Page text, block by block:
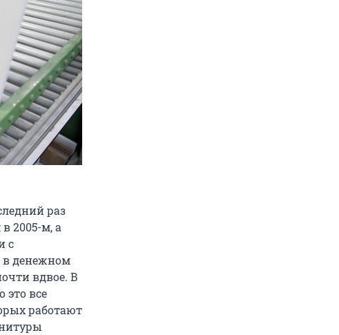
раз
2005-м, а
с
в денежном
вдвое. В
это все
работают